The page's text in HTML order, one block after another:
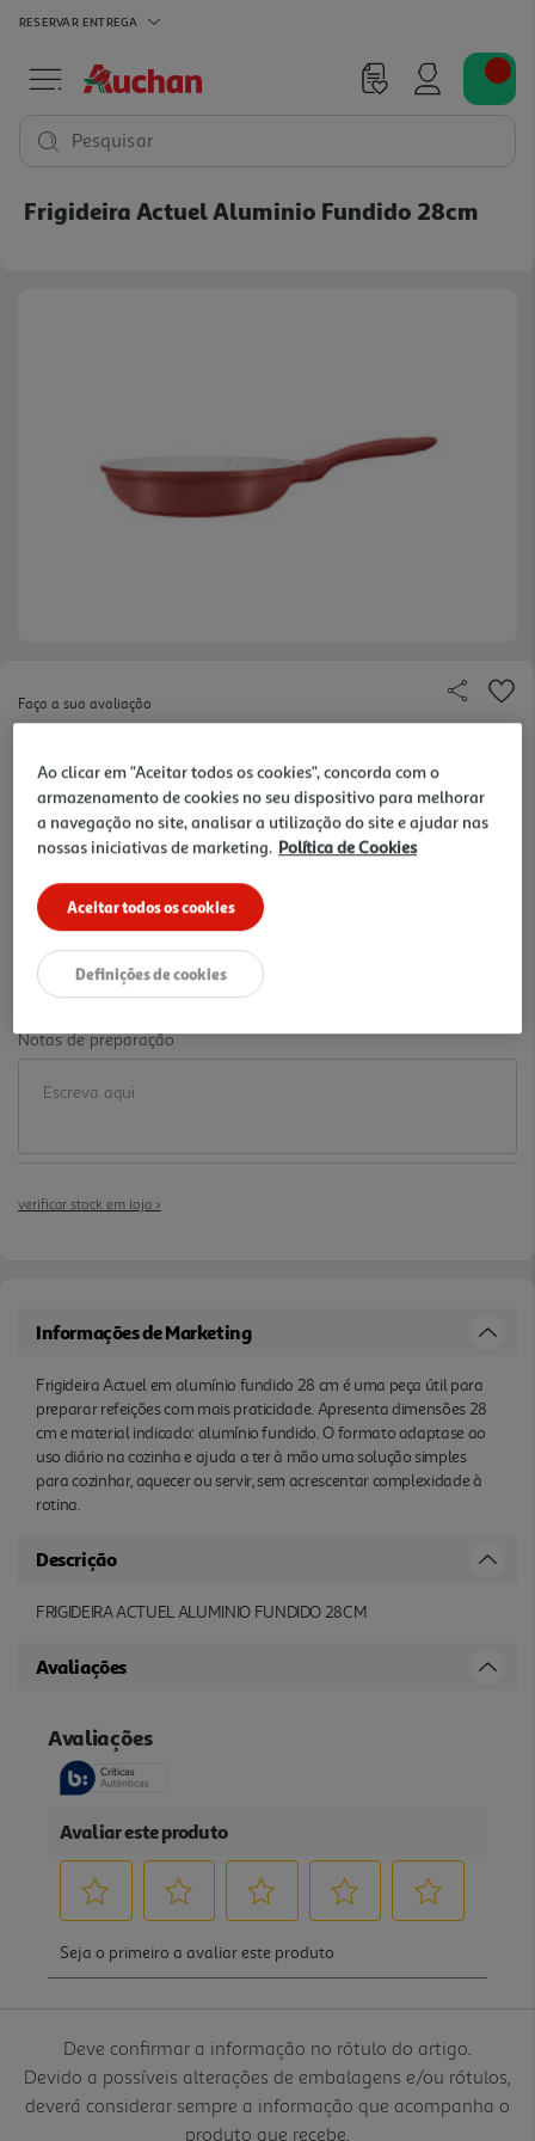
RESERVAR ENTREGA
Pesquisar
Frigideira Actuel Aluminio Fundido 28cm
Faça a sua avaliação
Frigideira Actuel em alumínio fundido 28 cm é uma
peça útil para preparar refeições com mais
praticidade. Apresenta dimensões 28 cm e material
indicado: alumínio fundido. O formato adaptase ao
uso diário na cozinha e ajuda a ter à mão uma
solução simples para cozinhar, aquecer ou servir,
sem acrescentar complexidade à rotina.
ver
mais
18,99 €
Notas de preparação
verificar stock em loja >
Informações de Marketing
Frigideira Actuel em alumínio fundido 28 cm é uma peça útil para
preparar refeições com mais praticidade. Apresenta dimensões 28
cm e material indicado: alumínio fundido. O formato adaptase ao
uso diário na cozinha e ajuda a ter à mão uma solução simples
para cozinhar, aquecer ou servir, sem acrescentar complexidade à
rotina.
Descrição
FRIGIDEIRA ACTUEL ALUMINIO FUNDIDO 28CM
Avaliações
Deve confirmar a informação no rótulo do artigo.
Devido a possíveis alterações de embalagens e/ou rótulos,
deverá considerar sempre a informação que acompanha o
produto que recebe.
Ao clicar em "Aceitar todos os cookies", concorda com o
armazenamento de cookies no seu dispositivo para melhorar
a navegação no site, analisar a utilização do site e ajudar nas
nossas iniciativas de marketing. Política de Cookies
Aceitar todos os cookies
Definições de cookies